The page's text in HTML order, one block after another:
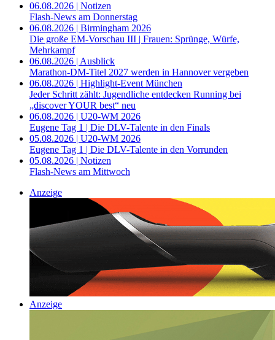
06.08.2026 | Notizen
Flash-News am Donnerstag
06.08.2026 | Birmingham 2026
Die große EM-Vorschau III | Frauen: Sprünge, Würfe,
Mehrkampf
06.08.2026 | Ausblick
Marathon-DM-Titel 2027 werden in Hannover vergeben
06.08.2026 | Highlight-Event München
Jeder Schritt zählt: Jugendliche entdecken Running bei
„discover YOUR best“ neu
06.08.2026 | U20-WM 2026
Eugene Tag 1 | Die DLV-Talente in den Finals
05.08.2026 | U20-WM 2026
Eugene Tag 1 | Die DLV-Talente in den Vorrunden
05.08.2026 | Notizen
Flash-News am Mittwoch
Anzeige
Anzeige